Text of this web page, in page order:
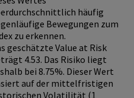
häufig
Bewegungen zum
zu erkennen.
geschätzte Value at Risk
4.53. Das Risiko liegt
bei 8.75%. Dieser Wert
auf der mittelfristigen
Volatilität (1